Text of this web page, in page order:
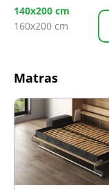
140x200 cm
160x200 cm
Matras